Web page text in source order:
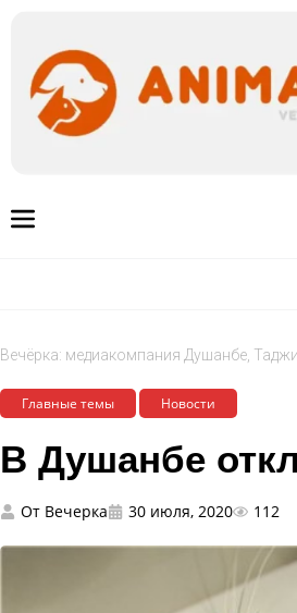
Вечёрка: медиакомпания Душанбе,
Главные темы Новости
В Душанбе
От Вечерка 30 июля, 2020 112